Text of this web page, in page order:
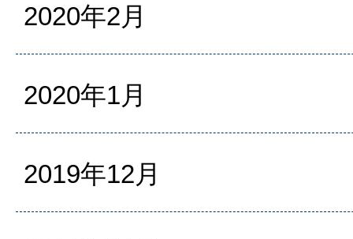
2020年2月
2020年1月
2019年12月